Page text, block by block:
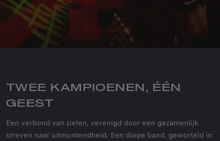
TWEE KAMPIOENEN, ÉÉN
GEEST
Een verbond van zielen, verenigd door een gezamenlijk
streven naar uitmuntendheid. Een diepe band, geworteld in